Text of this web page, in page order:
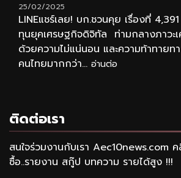
25/02/2025
LINEแชร์เลย! บก.ชวนคุย เรื่องที่
ทุนยุคเศรษฐกิจดิจิทัล ท่ามกลางภาวะเ
ด้วยความไม่แน่นอน และความท้าทายท
คนไทยมากกว่า... อ่านต่อ
ติดต่อเรา
สนใจร่วมงานกับเรา Aec10news.com
ซื้อ..รายงาน สกู๊ป บทความ รายได้สูง !!!